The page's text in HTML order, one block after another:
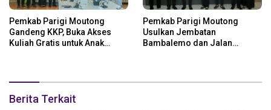
Pemkab Parigi Moutong
Gandeng KKP, Buka Akses
Kuliah Gratis untuk Anak
Pemkab Parigi Moutong
Usulkan Jembatan
Bambalemo dan Jalan
Berita Terkait